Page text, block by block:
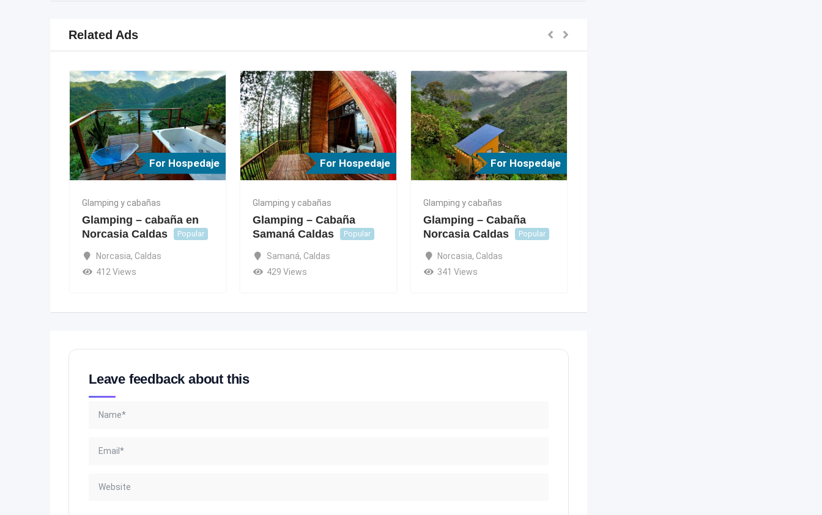
Related Ads
For Hospedaje
Glamping y cabañas
Glamping – cabaña en
Norcasia Caldas
Popular
Norcasia, Caldas
412 Views
For Hospedaje
Glamping y cabañas
Glamping – Cabaña
Samaná Caldas
Popular
Samaná, Caldas
429 Views
For Hospedaje
Glamping y cabañas
Glamping – Cabaña
Norcasia Caldas
Popular
Norcasia, Caldas
341 Views
Leave feedback about this